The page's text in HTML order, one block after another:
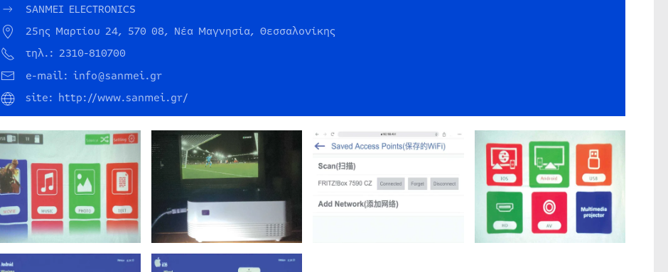
SANMEI ELECTRONICS
25ης Μαρτίου 24, 570 08, Νέα Μαγνησία, Θεσσαλονίκης
τηλ.: 2310-810700
e-mail: info@sanmei.gr
site: http://www.sanmei.gr/